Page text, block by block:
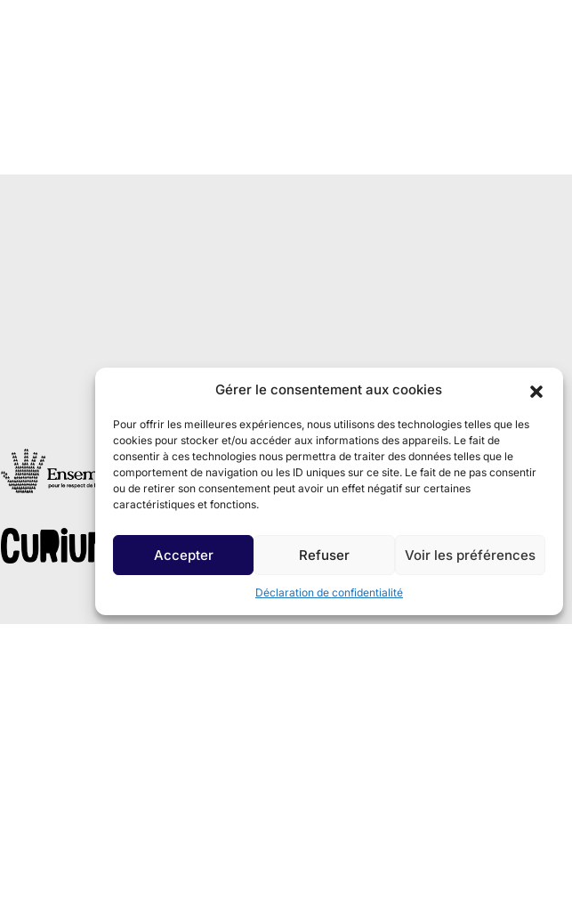
Gérer le consentement aux cookies
Pour offrir les meilleures expériences, nous utilisons des technologies telles que les
cookies pour stocker et/ou accéder aux informations des appareils. Le fait de
consentir à ces technologies nous permettra de traiter des données telles que le
comportement de navigation ou les ID uniques sur ce site. Le fait de ne pas consentir
ou de retirer son consentement peut avoir un effet négatif sur certaines
caractéristiques et fonctions.
Accepter Refuser Voir les préférences
Déclaration de confidentialité